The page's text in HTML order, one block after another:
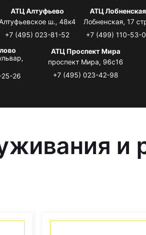
АТЦ Алтуфьево
ш., 48к4
+7 (495) 023-81-52
АТЦ Лобненская
Лобненская, 17
+7 (499) 110-53-
26
АТЦ Проспект Мира
проспект Мира, 96с16
+7 (495) 023-42-98
и